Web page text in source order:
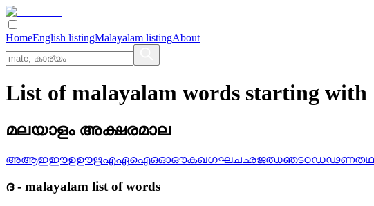
HomeEnglish listingMalayalam listingAbout
List of malayalam words starting with
മലയാളം അക്ഷരമാല
അആഇഈഉഊഋഎഏഐഒഓഔകഖഗഘചഛജഝഞടഠഡഢണതഥ
ദ- malayalam list of words